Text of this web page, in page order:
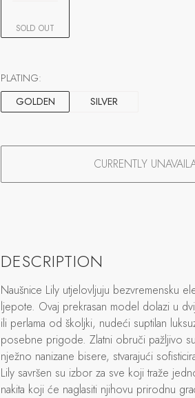
SOLD OUT
PLATING:
GOLDEN
SILVER
CURRENTLY
DESCRIPTION
Naušnice Lily utjelovljuju bezvremensku
ljepote. Ovaj prekrasan model dolazi u
ili perlama od školjki, nudeći suptilan
posebne prigode. Zlatni obruči pažljivo
nježno nanizane bisere, stvarajući
Lily savršen su izbor za sve koji traže
nakita koji će naglasiti njihovu prirodnu